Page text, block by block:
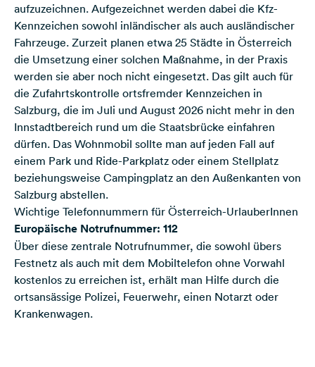
aufzuzeichnen. Aufgezeichnet werden dabei die Kfz-
Kennzeichen sowohl inländischer als auch ausländischer
Fahrzeuge. Zurzeit planen etwa 25 Städte in Österreich
die Umsetzung einer solchen Maßnahme, in der Praxis
werden sie aber noch nicht eingesetzt. Das gilt auch für
die Zufahrtskontrolle ortsfremder Kennzeichen in
Salzburg, die im Juli und August 2026 nicht mehr in den
Innstadtbereich rund um die Staatsbrücke einfahren
dürfen. Das Wohnmobil sollte man auf jeden Fall auf
einem Park und Ride-Parkplatz oder einem Stellplatz
beziehungsweise Campingplatz an den Außenkanten von
Salzburg abstellen.
Wichtige Telefonnummern für Österreich-UrlauberInnen
Europäische Notrufnummer: 112
Über diese zentrale Notrufnummer, die sowohl übers
Festnetz als auch mit dem Mobiltelefon ohne Vorwahl
kostenlos zu erreichen ist, erhält man Hilfe durch die
ortsansässige Polizei, Feuerwehr, einen Notarzt oder
Krankenwagen.